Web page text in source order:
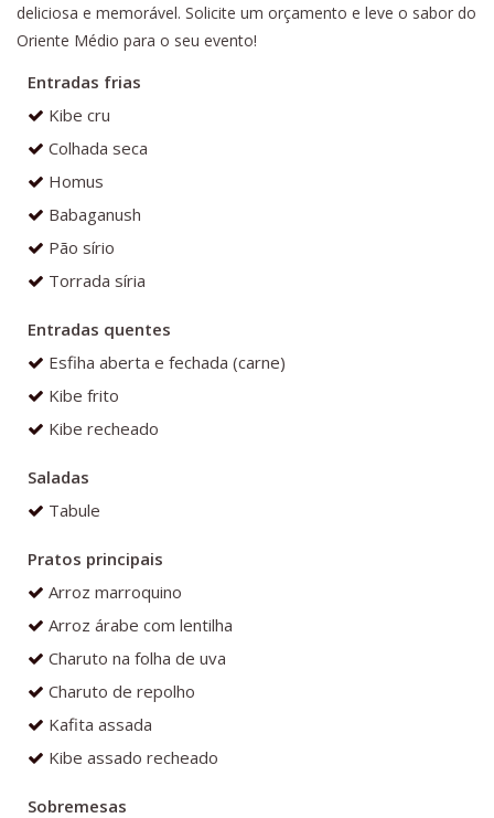
deliciosa e memorável. Solicite um orçamento e leve o sabor do
Oriente Médio para o seu evento!
Entradas frias
Kibe cru
Colhada seca
Homus
Babaganush
Pão sírio
Torrada síria
Entradas quentes
Esfiha aberta e fechada (carne)
Kibe frito
Kibe recheado
Saladas
Tabule
Pratos principais
Arroz marroquino
Arroz árabe com lentilha
Charuto na folha de uva
Charuto de repolho
Kafita assada
Kibe assado recheado
Sobremesas